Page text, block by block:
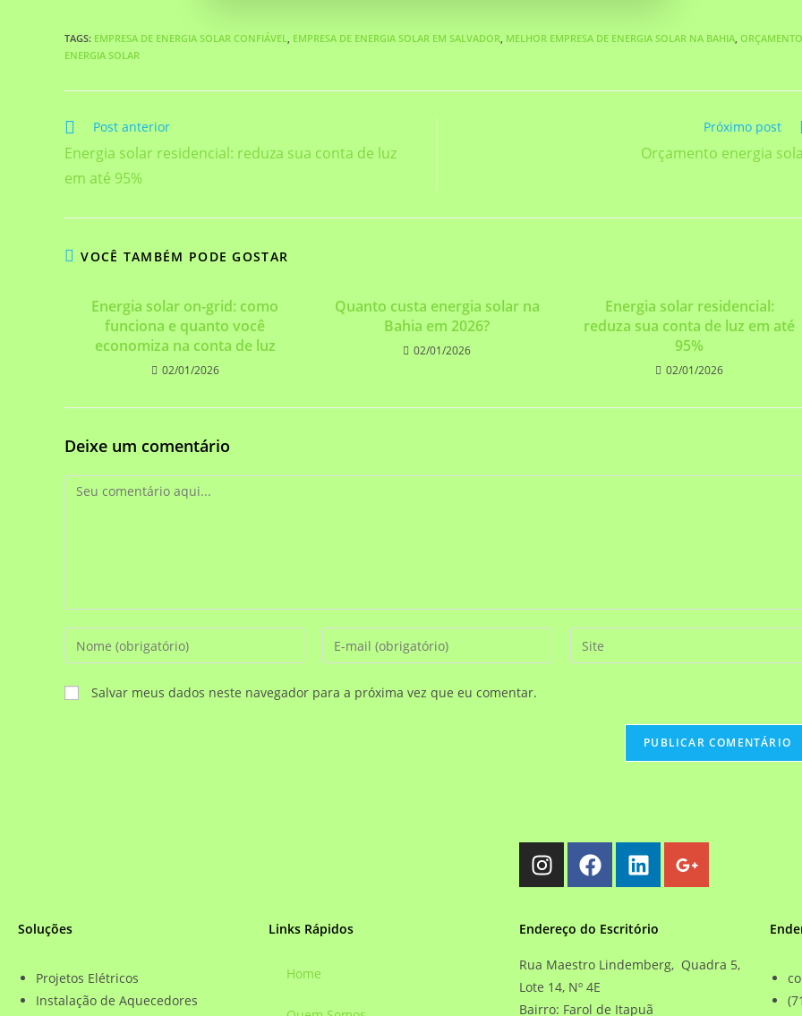
TAGS: EMPRESA DE ENERGIA SOLAR CONFIÁVEL, EMPRESA DE ENERGIA SOLAR EM SALVADOR, MELHOR EMPRESA DE ENERGIA SOLAR NA BAHIA, ORÇAMENTO
ENERGIA SOLAR
Post anterior
Energia solar residencial: reduza sua conta de luz
em até 95%
Próximo post
Orçamento energia
VOCÊ TAMBÉM PODE GOSTAR
Energia solar on-grid: como
funciona e quanto você
economiza na conta de luz
02/01/2026
Quanto custa energia solar na
Bahia em 2026?
02/01/2026
Energia solar residencial:
reduza sua conta de luz em até
95%
02/01/2026
Deixe um comentário
Salvar meus dados neste navegador para a próxima vez que eu comentar.
Soluções
Projetos Elétricos
Instalação de Aquecedores
Links Rápidos
Home
Endereço do Escritório
Rua Maestro Lindemberg, Quadra 5,
Lote 14, Nº 4E
Bairro: Farol de Itapuã